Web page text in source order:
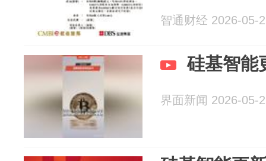
智通财经 2026-05-
硅基智能
界面新闻 2026-05-